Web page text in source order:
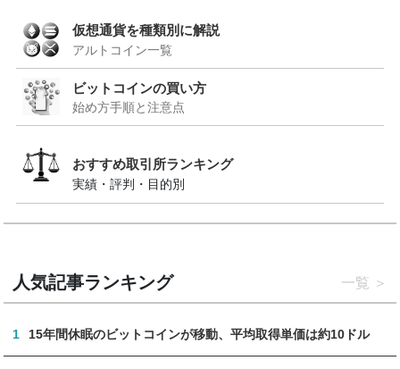
仮想通貨を種類別に解説
アルトコイン一覧
ビットコインの買い方
始め方手順と注意点
おすすめ取引所ランキング
実績・評判・目的別
人気記事ランキング 一覧
1 15年間休眠のビットコインが移動、平均取得単価は約10ドル